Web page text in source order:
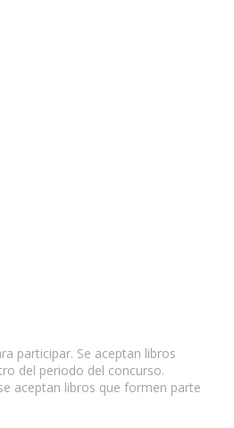
participar. Se aceptan libros
del periodo del concurso.
aceptan libros que formen parte